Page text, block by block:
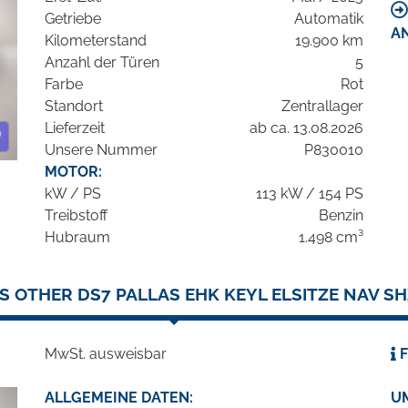
Getriebe
Automatik
Kilometerstand
19.900 km
Anzahl der Türen
5
Farbe
Rot
Standort
Zentrallager
Lieferzeit
ab ca. 13.08.2026
Unsere Nummer
P830010
MOTOR:
kW / PS
113 kW / 154 PS
Treibstoff
Benzin
Hubraum
1.498 cm³
OTHER DS7 PALLAS EHK KEYL ELSITZE NAV
MwSt. ausweisbar
ALLGEMEINE DATEN: